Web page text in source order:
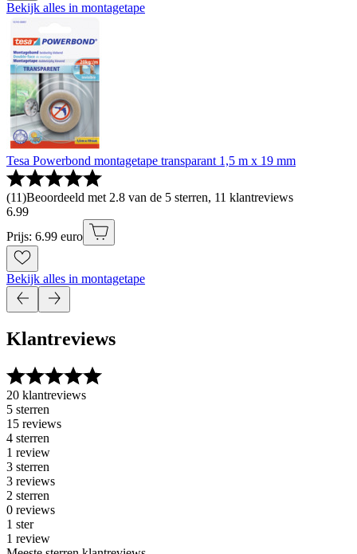
Bekijk alles in montagetape
Tesa Powerbond montagetape transparant 1,5 m x 19 mm
(11)Beoordeeld met 2.8 van de 5 sterren, 11 klantreviews
6.99
Prijs: 6.99 euro
Bekijk alles in montagetape
Klantreviews
20 klantreviews
5 sterren
15 reviews
4 sterren
1 review
3 sterren
3 reviews
2 sterren
0 reviews
1 ster
1 review